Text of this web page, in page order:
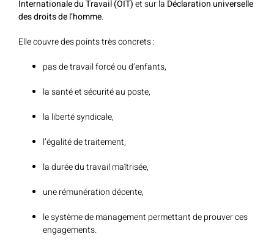
Internationale du Travail (OIT)et sur la Déclaration universelle
des droits de l’homme.
Elle couvre des points très concrets :
pas de travail forcé ou d’enfants,
la santé et sécurité au poste,
la liberté syndicale,
l’égalité de traitement,
la durée du travail maîtrisée,
une rémunération décente,
le système de management permettant de prouver ces
engagements.